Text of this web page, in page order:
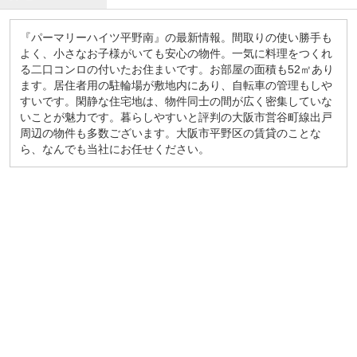
『パーマリーハイツ平野南』の最新情報。間取りの使い勝手も
よく、小さなお子様がいても安心の物件。一気に料理をつくれ
る二口コンロの付いたお住まいです。お部屋の面積も52㎡あり
ます。居住者用の駐輪場が敷地内にあり、自転車の管理もしや
すいです。閑静な住宅地は、物件同士の間が広く密集していな
いことが魅力です。暮らしやすいと評判の大阪市営谷町線出戸
周辺の物件も多数ございます。大阪市平野区の賃貸のことな
ら、なんでも当社にお任せください。